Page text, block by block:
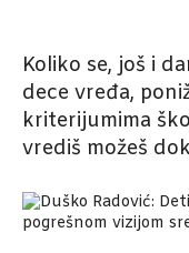
Koliko se, još i
dece vređa,
kriterijumima
vrediš možeš